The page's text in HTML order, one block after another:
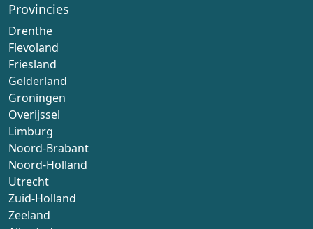
Provincies
Drenthe
Flevoland
Friesland
Gelderland
Groningen
Overijssel
Limburg
Noord-Brabant
Noord-Holland
Utrecht
Zuid-Holland
Zeeland